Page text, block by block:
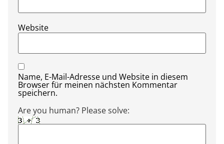
Website
Name, E-Mail-Adresse und Website in diesem
Browser für meinen nächsten Kommentar
speichern.
Are you human? Please solve: